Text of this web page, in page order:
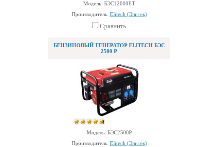
Модель: БЭС12000ЕТ
Производитель: Elitech (Элитек)
Сравнить
БЕНЗИНОВЫЙ ГЕНЕРАТОР ELITECH БЭС
2500 Р
Модель: БЭС2500Р
Производитель: Elitech (Элитек)